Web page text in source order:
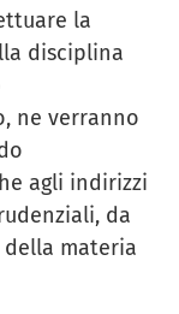
la
disciplina
ne verranno
agli indirizzi
da
materia